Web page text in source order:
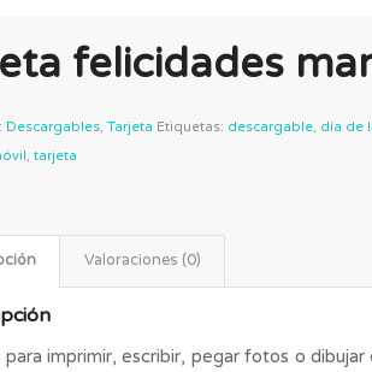
felicidades
Descargables,Tarjeta Etiquetas: descargable, día de
,tarjeta
Valoraciones (0)
para imprimir, escribir, pegar fotos o